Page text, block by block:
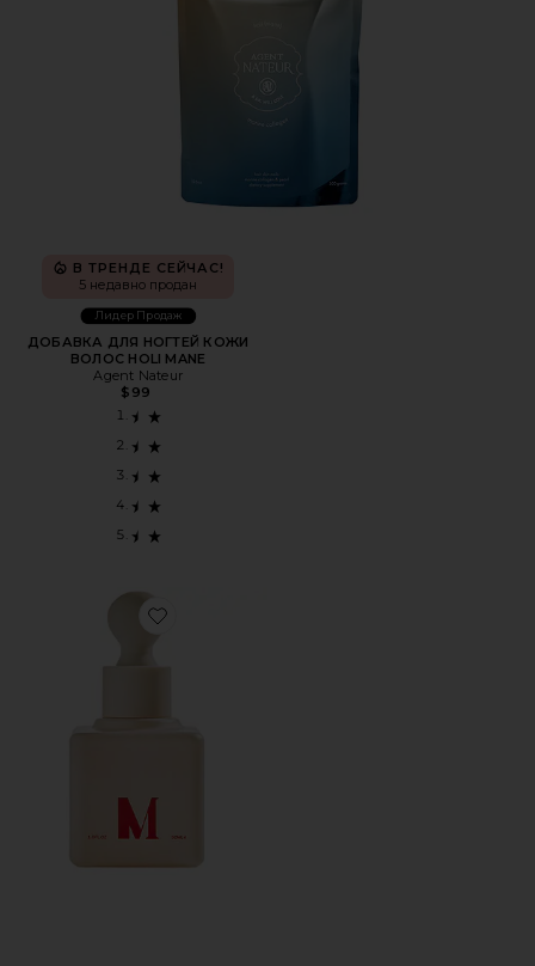
В ТРЕНДЕ СЕЙЧАС!
5 недавно продан
Лидер Продаж
ДОБАВКА ДЛЯ НОГТЕЙ КОЖИ
ВОЛОС HOLI MANE
Agent Nateur
$99
Favorite СЫВОРОТКА